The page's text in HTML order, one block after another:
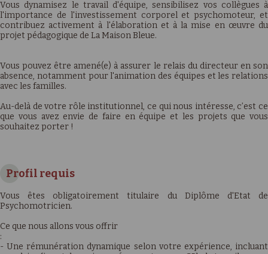
Vous dynamisez le travail d'équipe, sensibilisez vos collègues à
l'importance de l'investissement corporel et psychomoteur, et
contribuez activement à l'élaboration et à la mise en œuvre du
projet pédagogique de La Maison Bleue.
Vous pouvez être amené(e) à assurer le relais du directeur en son
absence, notamment pour l'animation des équipes et les relations
avec les familles.
Au-delà de votre rôle institutionnel, ce qui nous intéresse, c’est ce
que vous avez envie de faire en équipe et les projets que vous
souhaitez porter !
Profil requis
Vous êtes obligatoirement titulaire du Diplôme d'Etat de
Psychomotricien.
Ce que nous allons vous offrir
:
- Une rémunération dynamique selon votre expérience, incluant